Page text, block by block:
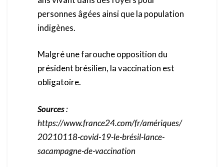
personnes âgées ainsi que la population
indigènes.
Malgré une farouche opposition du
président brésilien, la vaccination est
obligatoire.
Sources:
https://www.france24.com/fr/amériques/
20210118-covid-19-le-brésil-lance-
sacampagne-de-vaccination